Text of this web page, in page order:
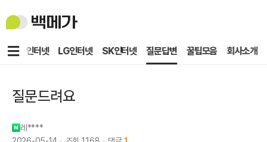
백
메
KT인터넷 LG인터넷 SK인터넷 질문답변 꿀팁모음 회사소개
메
질문드려요
레****